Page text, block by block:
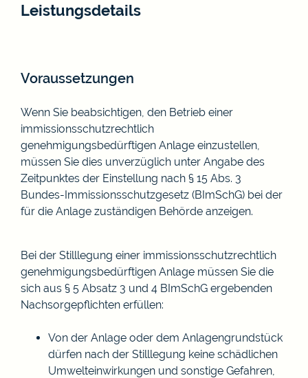
Leistungsdetails
Voraussetzungen
Wenn Sie beabsichtigen, den Betrieb einer
immissionsschutzrechtlich
genehmigungsbedürftigen Anlage einzustellen,
müssen Sie dies unverzüglich unter Angabe des
Zeitpunktes der Einstellung nach § 15 Abs. 3
Bundes-Immissionsschutzgesetz (BImSchG) bei der
für die Anlage zuständigen Behörde anzeigen.
Bei der Stilllegung einer immissionsschutzrechtlich
genehmigungsbedürftigen Anlage müssen Sie die
sich aus § 5 Absatz 3 und 4 BImSchG ergebenden
Nachsorgepflichten erfüllen:
Von der Anlage oder dem Anlagengrundstück
dürfen nach der Stilllegung keine schädlichen
Umwelteinwirkungen und sonstige Gefahren,